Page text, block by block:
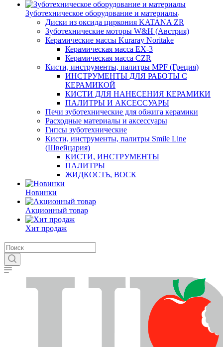
Зуботехническое оборудование и материалы
Диски из оксида циркония KATANA ZR
Зуботехнические моторы W&H (Австрия)
Керамические массы Kuraray Noritake
Керамическая масса EX-3
Керамическая масса CZR
Кисти, инструменты, палитры MPF (Греция)
ИНСТРУМЕНТЫ ДЛЯ РАБОТЫ С
КЕРАМИКОЙ
КИСТИ ДЛЯ НАНЕСЕНИЯ КЕРАМИКИ
ПАЛИТРЫ И АКСЕССУАРЫ
Печи зуботехнические для обжига керамики
Расходные материалы и аксессуары
Гипсы зуботехнические
Кисти, инструменты, палитры Smile Line
(Швейцария)
КИСТИ, ИНСТРУМЕНТЫ
ПАЛИТРЫ
ЖИДКОСТЬ, ВОСК
Новинки
Акционный товар
Хит продаж